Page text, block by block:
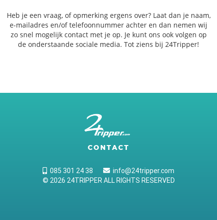
Heb je een vraag, of opmerking ergens over? Laat dan je naam,
e-mailadres en/of telefoonnummer achter en dan nemen wij
zo snel mogelijk contact met je op. Je kunt ons ook volgen op
de onderstaande sociale media. Tot ziens bij 24Tripper!
CONTACT
085 301 24 38
info@24tripper.com
© 2026 24TRIPPER ALL RIGHTS RESERVED